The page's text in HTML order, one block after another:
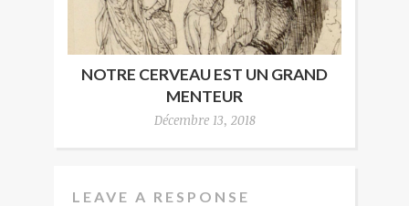
NOTRE CERVEAU EST UN GRAND
MENTEUR
Décembre 13, 2018
LEAVE A RESPONSE